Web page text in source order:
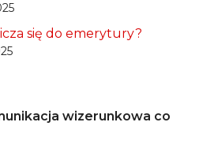
się do emerytury?
wizerunkowa co